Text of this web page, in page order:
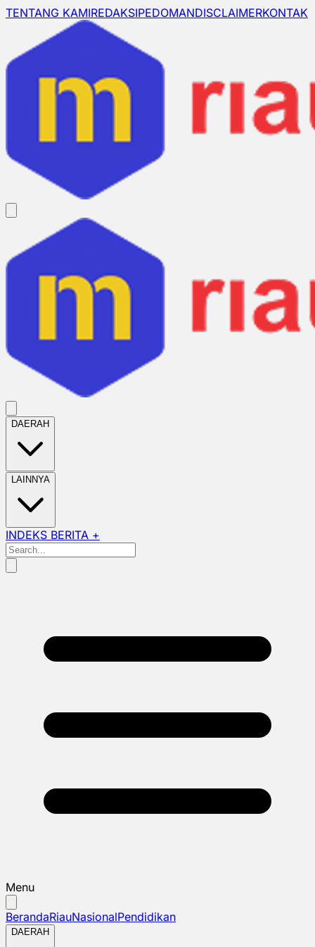
TENTANG KAMIREDAKSIPEDOMANDISCLAIMERKONTAK
DAERAH
LAINNYA
INDEKS BERITA +
Menu
BerandaRiauNasionalPendidikan
DAERAH